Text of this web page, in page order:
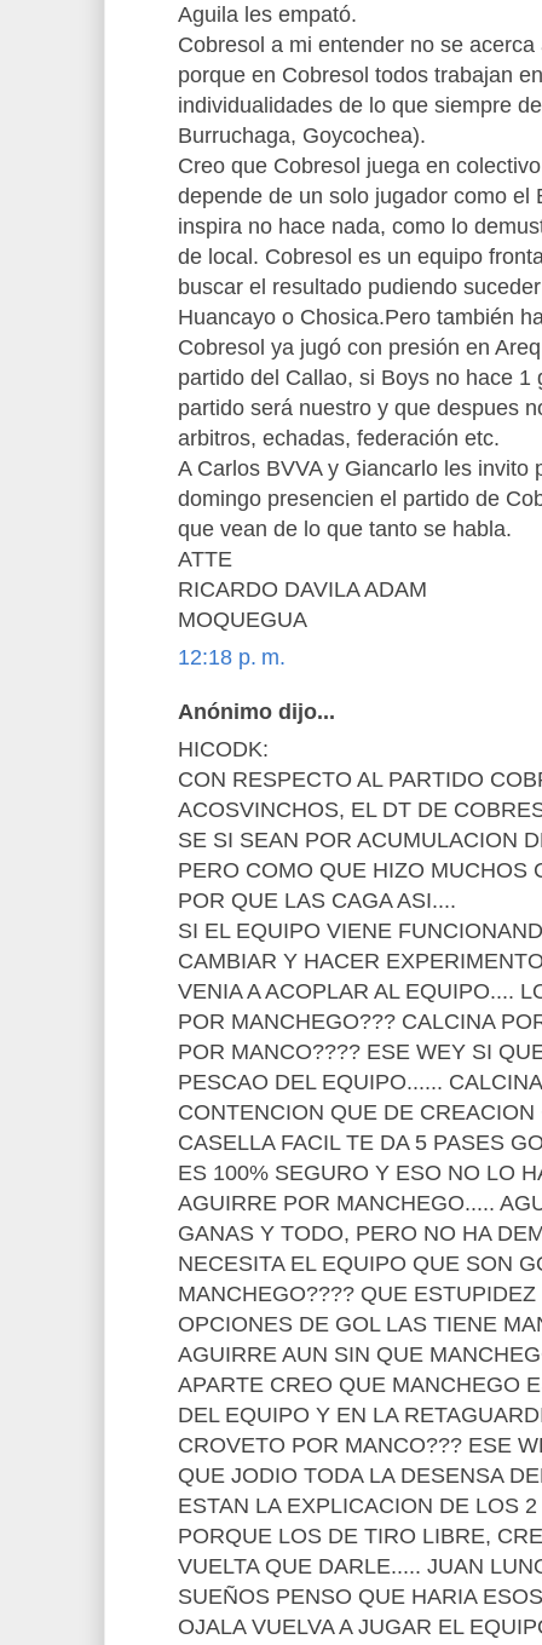
Aguila les empató.
Cobresol a mi entender no se
porque en Cobresol todos trabajan
individualidades de lo que siempre
Burruchaga, Goycochea).
Creo que Cobresol juega en
depende de un solo jugador como el
inspira no hace nada, como lo
de local. Cobresol es un equipo
buscar el resultado pudiendo
Huancayo o Chosica.Pero también
Cobresol ya jugó con presión en
partido del Callao, si Boys no hace 1
partido será nuestro y que despues
arbitros, echadas, federación etc.
A Carlos BVVA y Giancarlo les invito
domingo presencien el partido de
que vean de lo que tanto se habla.
ATTE
RICARDO DAVILA ADAM
MOQUEGUA
12:18 p. m.
Anónimo dijo...
HICODK:
CON RESPECTO AL PARTIDO
ACOSVINCHOS, EL DT DE
SE SI SEAN POR ACUMULACION
PERO COMO QUE HIZO MUCHOS
POR QUE LAS CAGA ASI....
SI EL EQUIPO VIENE
CAMBIAR Y HACER
VENIA A ACOPLAR AL EQUIPO....
POR MANCHEGO??? CALCINA
POR MANCO???? ESE WEY SI
PESCAO DEL EQUIPO......
CONTENCION QUE DE
CASELLA FACIL TE DA 5 PASES
ES 100% SEGURO Y ESO NO LO
AGUIRRE POR MANCHEGO.....
GANAS Y TODO, PERO NO HA
NECESITA EL EQUIPO QUE SON
MANCHEGO???? QUE
OPCIONES DE GOL LAS TIENE
AGUIRRE AUN SIN QUE
APARTE CREO QUE MANCHEGO
DEL EQUIPO Y EN LA
CROVETO POR MANCO??? ESE
QUE JODIO TODA LA DESENSA
ESTAN LA EXPLICACION DE LOS
PORQUE LOS DE TIRO LIBRE,
VUELTA QUE DARLE..... JUAN
SUEÑOS PENSO QUE HARIA
OJALA VUELVA A JUGAR EL